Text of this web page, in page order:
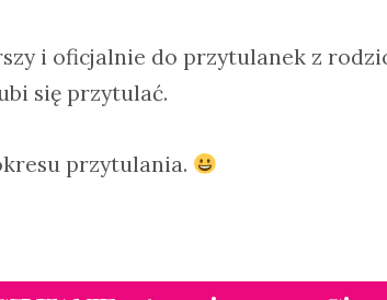
i oficjalnie do przytulanek z
się przytulać.
przytulania.